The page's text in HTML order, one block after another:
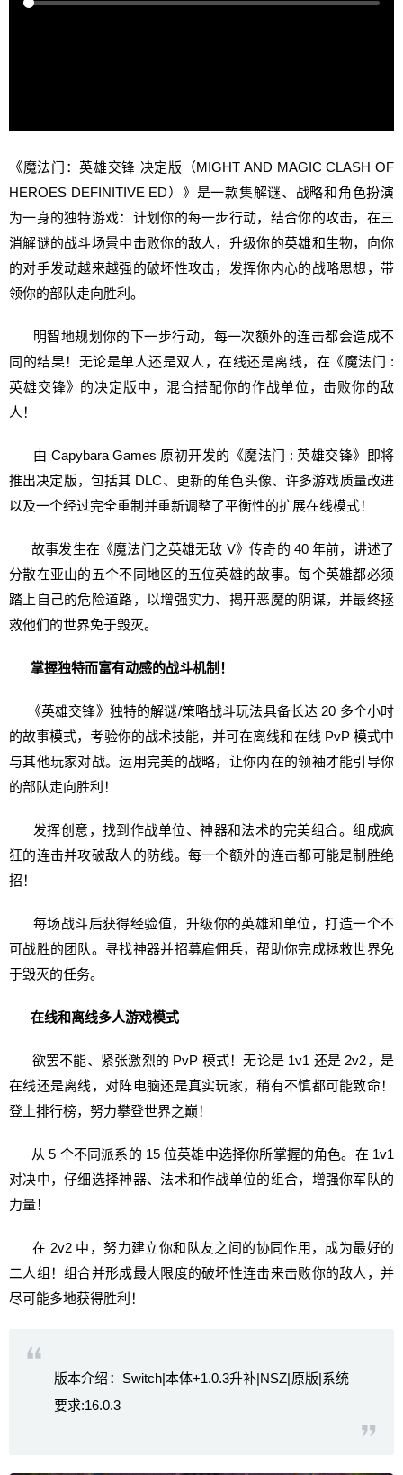
《魔法门：英雄交锋 决定版（MIGHT AND MAGIC CLASH OF
HEROES DEFINITIVE ED）》是一款集解谜、战略和角色扮演
为一身的独特游戏：计划你的每一步行动，结合你的攻击，在三
消解谜的战斗场景中击败你的敌人，升级你的英雄和生物，向你
的对手发动越来越强的破坏性攻击，发挥你内心的战略思想，带
领你的部队走向胜利。
明智地规划你的下一步行动，每一次额外的连击都会造成不
同的结果！无论是单人还是双人，在线还是离线，在《魔法门 :
英雄交锋》的决定版中，混合搭配你的作战单位，击败你的敌
人！
由 Capybara Games 原初开发的《魔法门 : 英雄交锋》即将
推出决定版，包括其 DLC、更新的角色头像、许多游戏质量改进
以及一个经过完全重制并重新调整了平衡性的扩展在线模式！
故事发生在《魔法门之英雄无敌 V》传奇的 40 年前，讲述了
分散在亚山的五个不同地区的五位英雄的故事。每个英雄都必须
踏上自己的危险道路，以增强实力、揭开恶魔的阴谋，并最终拯
救他们的世界免于毁灭。
掌握独特而富有动感的战斗机制！
《英雄交锋》独特的解谜/策略战斗玩法具备长达 20 多个小时
的故事模式，考验你的战术技能，并可在离线和在线 PvP 模式中
与其他玩家对战。运用完美的战略，让你内在的领袖才能引导你
的部队走向胜利！
发挥创意，找到作战单位、神器和法术的完美组合。组成疯
狂的连击并攻破敌人的防线。每一个额外的连击都可能是制胜绝
招！
每场战斗后获得经验值，升级你的英雄和单位，打造一个不
可战胜的团队。寻找神器并招募雇佣兵，帮助你完成拯救世界免
于毁灭的任务。
在线和离线多人游戏模式
欲罢不能、紧张激烈的 PvP 模式！无论是 1v1 还是 2v2，是
在线还是离线，对阵电脑还是真实玩家，稍有不慎都可能致命！
登上排行榜，努力攀登世界之巅！
从 5 个不同派系的 15 位英雄中选择你所掌握的角色。在 1v1
对决中，仔细选择神器、法术和作战单位的组合，增强你军队的
力量！
在 2v2 中，努力建立你和队友之间的协同作用，成为最好的
二人组！组合并形成最大限度的破坏性连击来击败你的敌人，并
尽可能多地获得胜利！
版本介绍：Switch|本体+1.0.3升补|NSZ|原版|系统
要求:16.0.3